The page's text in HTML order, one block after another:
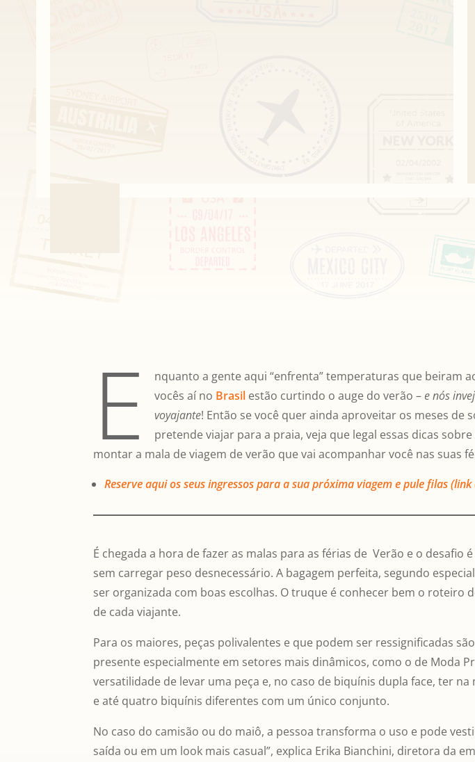
E
nquanto a gente aqui “enfrenta” temperaturas que beiram
vocês aí no Brasil estão curtindo o auge do verão –e nós
voyajante! Então se você quer ainda aproveitar os meses de
pretende viajar para a praia, veja que legal essas dicas
montar a mala de viagem de verão que vai acompanhar você nas suas
Reserve aqui os seus ingressos para a sua próxima viagem e pule filas
É chegada a hora de fazer as malas para as férias de Verão e o desafio
sem carregar peso desnecessário. A bagagem perfeita, segundo
ser organizada com boas escolhas. O truque é conhecer bem o roteiro
de cada viajante.
Para os maiores, peças polivalentes e que podem ser ressignificadas
presente especialmente em setores mais dinâmicos, como o de Moda
versatilidade de levar uma peça e, no caso de biquínis dupla face, ter na
e até quatro biquínis diferentes com um único conjunto.
No caso do camisão ou do maiô, a pessoa transforma o uso e pode
saída ou em um look mais casual”, explica Erika Bianchini, diretora da